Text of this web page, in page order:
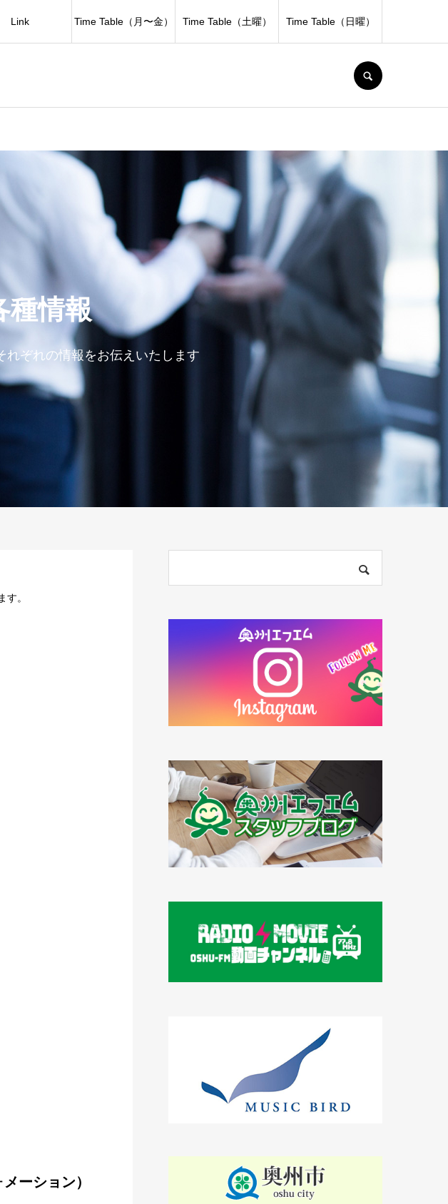
Link Time Table（月〜金） Time Table（土曜） Time Table（日曜）
種情報
ぞれの情報をお伝えいたします
。
ーション）